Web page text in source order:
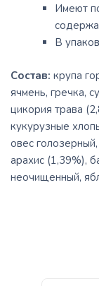
Имеют
В
Состав: крупа
ячмень, гречка,
цикория трава
кукурузные
овес
арахис (1,39%),
неочищенный,